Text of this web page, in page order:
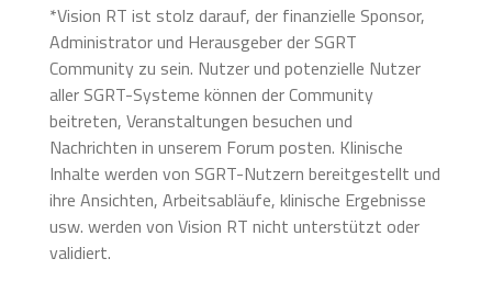
*Vision RT ist stolz darauf, der finanzielle Sponsor,
Administrator und Herausgeber der SGRT
Community zu sein. Nutzer und potenzielle Nutzer
aller SGRT-Systeme können der Community
beitreten, Veranstaltungen besuchen und
Nachrichten in unserem Forum posten. Klinische
Inhalte werden von SGRT-Nutzern bereitgestellt und
ihre Ansichten, Arbeitsabläufe, klinische Ergebnisse
usw. werden von Vision RT nicht unterstützt oder
validiert.